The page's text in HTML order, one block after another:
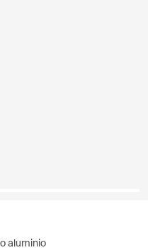
aluminio